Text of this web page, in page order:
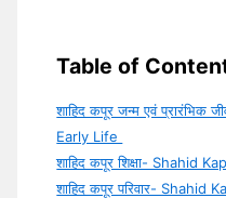
Table of
शाहिद कपूर जन्म एवं
Early Life
शाहिद कपूर शिक्षा- Shahid
शाहिद कपूर परिवार- Shahid